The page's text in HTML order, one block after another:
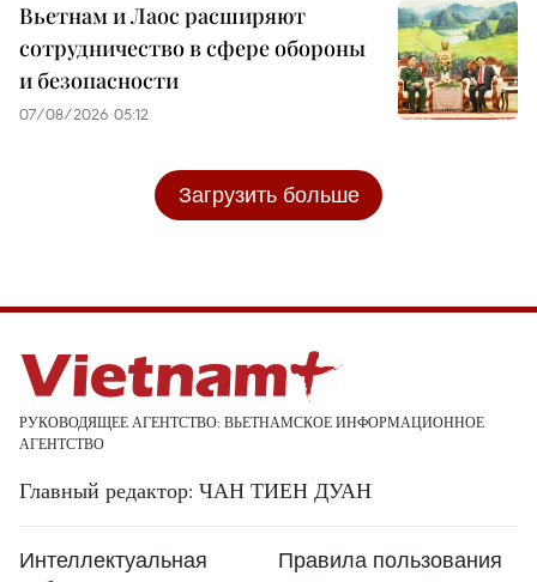
Вьетнам и Лаос расширяют
сотрудничество в сфере обороны
и безопасности
07/08/2026 05:12
Загрузить больше
РУКОВОДЯЩЕЕ АГЕНТСТВО: ВЬЕТНАМСКОЕ ИНФОРМАЦИОННОЕ
АГЕНТСТВО
Главный редактор: ЧАН ТИЕН ДУАН
Интеллектуальная
Правила пользования